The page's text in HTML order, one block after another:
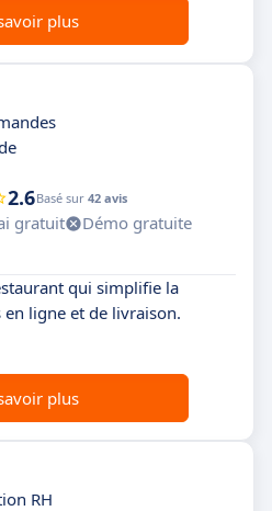
plus
2.6Basé sur 42 avis
gratuit
Démo gratuite
qui simplifie la
ligne et de livraison.
plus
RH